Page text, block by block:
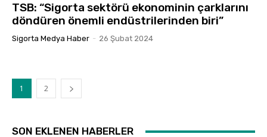
TSB: “Sigorta sektörü ekonominin çarklarını
döndüren önemli endüstrilerinden biri”
Sigorta Medya Haber - 26 Şubat 2024
1 2
SON EKLENEN HABERLER